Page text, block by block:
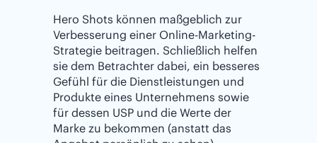
Hero Shots können maßgeblich zur
Verbesserung einer Online-Marketing-
Strategie beitragen. Schließlich helfen
sie dem Betrachter dabei, ein besseres
Gefühl für die Dienstleistungen und
Produkte eines Unternehmens sowie
für dessen USP und die Werte der
Marke zu bekommen (anstatt das